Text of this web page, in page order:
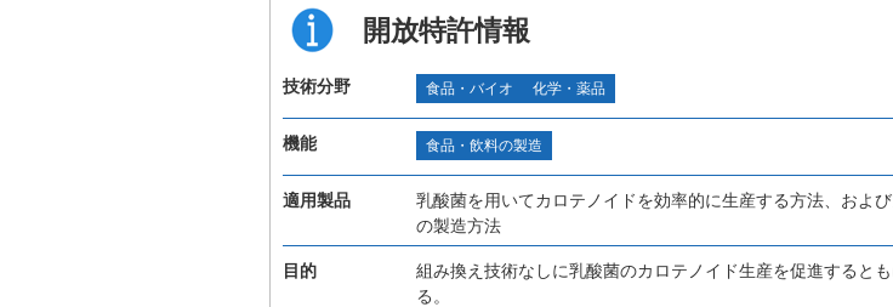
開放特許情報
技術分野 食品・バイオ 化学・薬品
機能 食品・飲料の製造
適用製品
乳酸菌を用いてカロテノイドを効率的に生産する方法、およ
の製造方法
目的
組み換え技術なしに乳酸菌のカロテノイド生産を促進すると
る。